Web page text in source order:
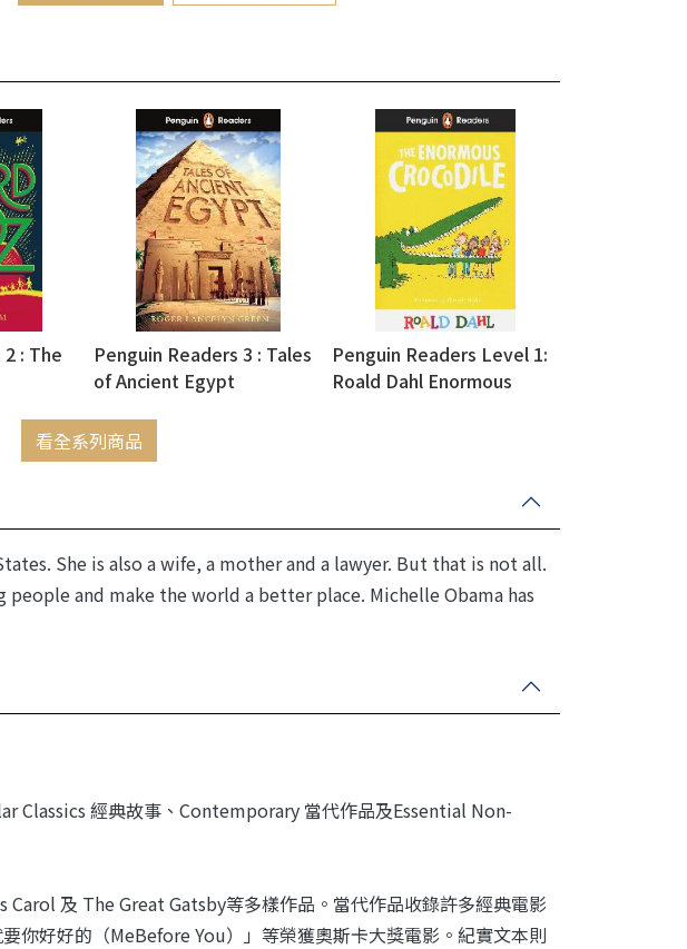
: The
Penguin Readers 3 : Tales
of Ancient Egypt
Penguin Readers Level 1:
Roald Dahl Enormous
看全系列商品
She is also a wife, a mother and a lawyer. But that is not all.
people and make the world a better place. Michelle Obama has
Classics 經典故事、Contemporary 當代作品及Essential Non-
及 The Great Gatsby等多樣作品。當代作品收錄許多經典電影
你好好的（MeBefore You）」等榮獲奧斯卡大獎電影。紀實文本則